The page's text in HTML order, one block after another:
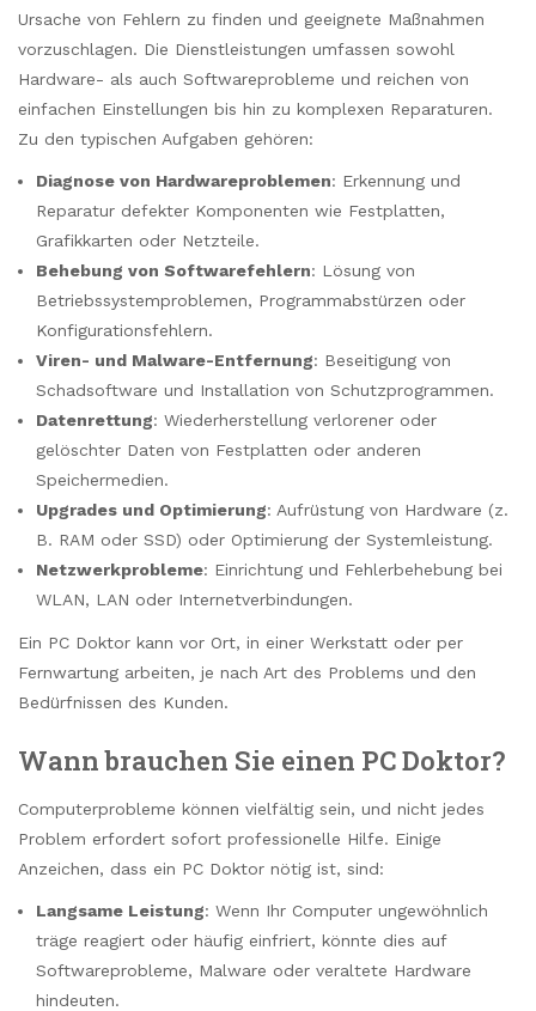
Ursache von Fehlern zu finden und geeignete Maßnahmen
vorzuschlagen. Die Dienstleistungen umfassen sowohl
Hardware- als auch Softwareprobleme und reichen von
einfachen Einstellungen bis hin zu komplexen Reparaturen.
Zu den typischen Aufgaben gehören:
Diagnose von Hardwareproblemen: Erkennung und
Reparatur defekter Komponenten wie Festplatten,
Grafikkarten oder Netzteile.
Behebung von Softwarefehlern: Lösung von
Betriebssystemproblemen, Programmabstürzen oder
Konfigurationsfehlern.
Viren- und Malware-Entfernung: Beseitigung von
Schadsoftware und Installation von Schutzprogrammen.
Datenrettung: Wiederherstellung verlorener oder
gelöschter Daten von Festplatten oder anderen
Speichermedien.
Upgrades und Optimierung: Aufrüstung von Hardware (z.
B. RAM oder SSD) oder Optimierung der Systemleistung.
Netzwerkprobleme: Einrichtung und Fehlerbehebung bei
WLAN, LAN oder Internetverbindungen.
Ein PC Doktor kann vor Ort, in einer Werkstatt oder per
Fernwartung arbeiten, je nach Art des Problems und den
Bedürfnissen des Kunden.
Wann brauchen Sie einen PC Doktor?
Computerprobleme können vielfältig sein, und nicht jedes
Problem erfordert sofort professionelle Hilfe. Einige
Anzeichen, dass ein PC Doktor nötig ist, sind:
Langsame Leistung: Wenn Ihr Computer ungewöhnlich
träge reagiert oder häufig einfriert, könnte dies auf
Softwareprobleme, Malware oder veraltete Hardware
hindeuten.